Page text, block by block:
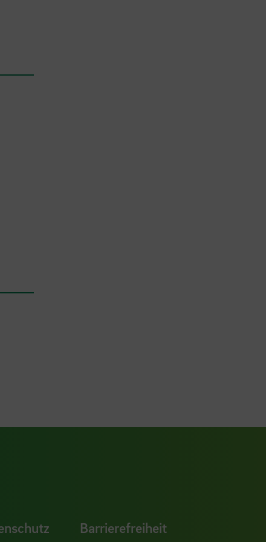
Seite
Xing Seite
unserer LinkedIn Seite
Barrierefreiheit